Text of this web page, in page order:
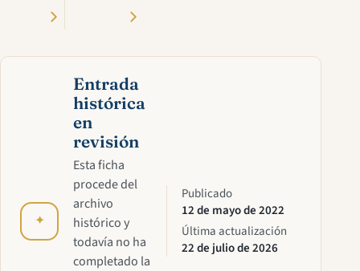
✦
Entrada
histórica
en
revisión
Esta ficha
procede del
archivo
histórico y
todavía no ha
completado la
Publicado
12 de mayo de 2022
Última actualización
22 de julio de 2026